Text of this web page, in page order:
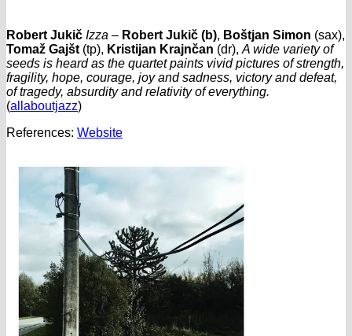
Robert Jukič Izza – Robert Jukič (b), Boštjan Simon (sax),
Tomaž Gajšt (tp), Kristijan Krajnčan (dr), A wide variety of
seeds is heard as the quartet paints vivid pictures of strength,
fragility, hope, courage, joy and sadness, victory and defeat,
of tragedy, absurdity and relativity of everything.
(allaboutjazz)
References: Website